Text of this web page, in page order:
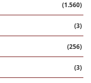
(1.560)
(3)
(256)
(3)